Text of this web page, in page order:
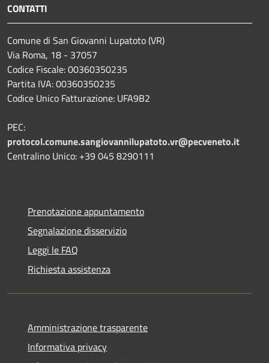
CONTATTI
Comune di San Giovanni Lupatoto (VR)
Via Roma, 18 - 37057
Codice Fiscale: 00360350235
Partita IVA: 00360350235
Codice Unico Fatturazione: UFA9B2
PEC:
protocol.comune.sangiovannilupatoto.vr@pecveneto.it
Centralino Unico: +39 045 8290111
Prenotazione appuntamento
Segnalazione disservizio
Leggi le FAQ
Richiesta assistenza
Amministrazione trasparente
Informativa privacy